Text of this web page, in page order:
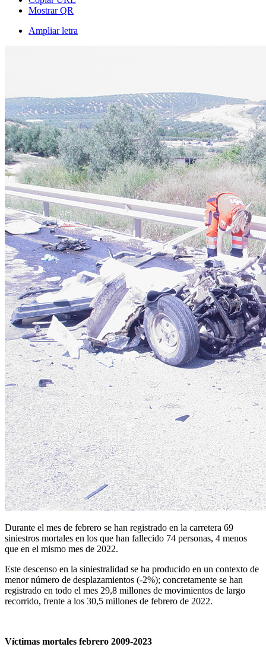
Mostrar QR
Ampliar letra
Durante el mes de febrero se han registrado en la carretera 69
siniestros mortales en los que han fallecido 74 personas, 4 menos
que en el mismo mes de 2022.
Este descenso en la siniestralidad se ha producido en un contexto de
menor número de desplazamientos (-2%); concretamente se han
registrado en todo el mes 29,8 millones de movimientos de largo
recorrido, frente a los 30,5 millones de febrero de 2022.
Víctimas mortales febrero 2009-2023